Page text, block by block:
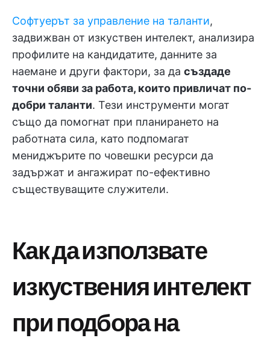
Софтуерът за управление на таланти,
задвижван от изкуствен интелект, анализира
профилите на кандидатите, данните за
наемане и други фактори, за да създаде
точни обяви за работа, които привличат по-
добри таланти. Тези инструменти могат
също да помогнат при планирането на
работната сила, като подпомагат
мениджърите по човешки ресурси да
задържат и ангажират по-ефективно
съществуващите служители.
Как да използвате
изкуствения интелект
при подбора на